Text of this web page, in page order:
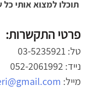
תוכלו למצוא אותי כל
פרטי התקשרות:
טל: 03-5235921
נייד: 052-2061992
מייל: